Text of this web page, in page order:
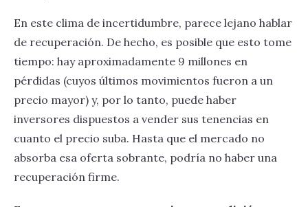
En este clima de incertidumbre, parece lejano hablar
de recuperación. De hecho, es posible que esto tome
tiempo: hay aproximadamente 9 millones en
pérdidas (cuyos últimos movimientos fueron a un
precio mayor) y, por lo tanto, puede haber
inversores dispuestos a vender sus tenencias en
cuanto el precio suba. Hasta que el mercado no
absorba esa oferta sobrante, podría no haber una
recuperación firme.